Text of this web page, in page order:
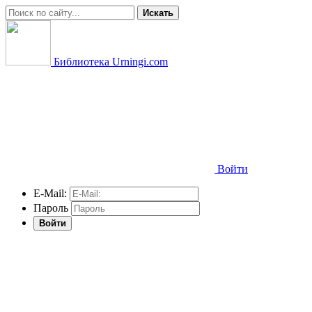
Искать
Библиотека Urningi.com
Войти
E-Mail:
Пароль
Войти